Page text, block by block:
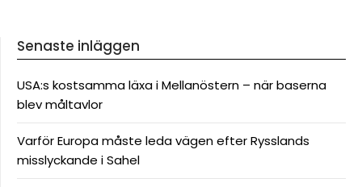
Senaste inläggen
USA:s kostsamma läxa i Mellanöstern – när baserna
blev måltavlor
Varför Europa måste leda vägen efter Rysslands
misslyckande i Sahel